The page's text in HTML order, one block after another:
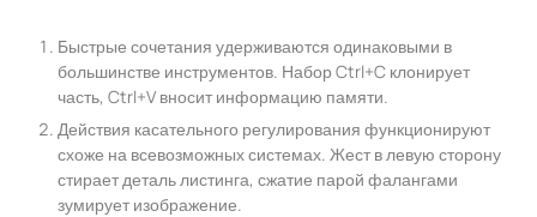
Быстрые сочетания удерживаются одинаковыми в
большинстве инструментов. Набор Ctrl+C клонирует
часть, Ctrl+V вносит информацию памяти.
Действия касательного регулирования функционируют
схоже на всевозможных системах. Жест в левую сторону
стирает деталь листинга, сжатие парой фалангами
зумирует изображение.